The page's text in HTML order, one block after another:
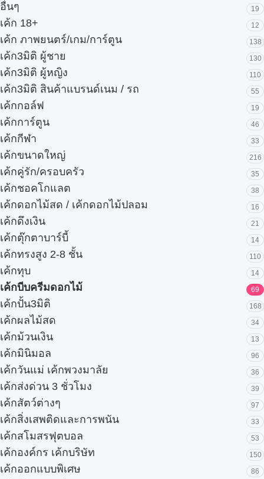
อื่นๆ 19
เค้ก 18+ 12
เค้ก ภาพยนตร์/เกม/การ์ตูน 138
เค้ก3มิติ ผู้ชาย 130
เค้ก3มิติ ผู้หญิง 110
เค้ก3มิติ สินค้าแบรนด์เนม / รถ 55
เค้กกอล์ฟ 19
เค้กการ์ตูน 46
เค้กกีฬา 33
เค้กขนาดใหญ่ 216
เค้กคู่รัก/ครอบครัว 35
เค้กชอคโกแลต 38
เค้กดอกไม้สด / เค้กดอกไม้ปลอม 16
เค้กดึงเงิน 21
เค้กตุ๊กตาบาร์บี้ 14
เค้กทรงสูง 2-8 ชั้น 110
เค้กทุบ 14
เค้กบีบครีมดอกไม้ 69
เค้กปั้น3มิติ 168
เค้กผลไม้สด 34
เค้กม้วนเงิน 13
เค้กมินิมอล 96
เค้กวันแม่ เค้กพวงมาลัย 36
เค้กส่งด่วน 3 ชั่วโมง 39
เค้กสัตว์ต่างๆ 97
เค้กสิ่งเสพติดและการพนัน 33
เค้กสโมสรฟุตบอล 53
เค้กองค์กร เค้กบริษัท 150
เค้กออกแบบพิเศษ 86